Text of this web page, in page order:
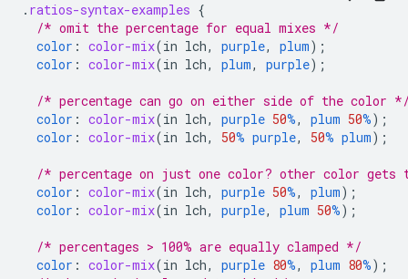
. ratios-syntax-examples {
/* omit the percentage for equal mixes */
color : color-mix(in lch, purple, plum);
color : color-mix(in lch, plum, purple);
/* percentage can go on either side of the color
color : color-mix(in lch, purple 50%, plum 50%);
color : color-mix(in lch, 50% purple, 50% plum);
/* percentage on just one color? other color gets
color : color-mix(in lch, purple 50%, plum);
color : color-mix(in lch, purple, plum 50%);
/* percentages > 100% are equally clamped */
color : color-mix(in lch, purple 80%, plum 80%);